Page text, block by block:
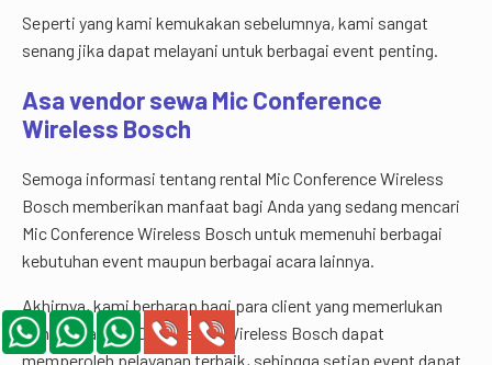
Seperti yang kami kemukakan sebelumnya, kami sangat
senang jika dapat melayani untuk berbagai event penting.
Asa vendor sewa Mic Conference
Wireless Bosch
Semoga informasi tentang rental Mic Conference Wireless
Bosch memberikan manfaat bagi Anda yang sedang mencari
Mic Conference Wireless Bosch untuk memenuhi berbagai
kebutuhan event maupun berbagai acara lainnya.
Akhirnya, kami berharap bagi para client yang memerlukan
penyewaan Mic Conference Wireless Bosch dapat
memperoleh pelayanan terbaik, sehingga setiap event dapat